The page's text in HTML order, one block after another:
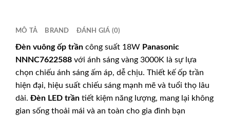
MÔ TẢ BRAND ĐÁNH GIÁ (0)
Đèn vuông ốp trần công suất 18W Panasonic
NNNC7622588 với ánh sáng vàng 3000K là sự lựa
chọn chiếu ánh sáng ấm áp, dễ chịu. Thiết kế ốp trần
hiện đại, hiệu suất chiếu sáng mạnh mẽ và tuổi thọ lâu
dài. Đèn LED trần tiết kiệm năng lượng, mang lại không
gian sống thoải mái và an toàn cho gia đình bạn